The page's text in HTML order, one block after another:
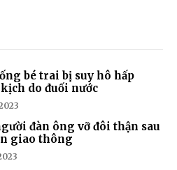
bé trai bị suy hô hấp
do đuối nước
đàn ông vỡ đôi thận sau
giao thông